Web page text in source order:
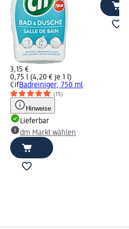
3,15 €
0,75 l (4,20 € je 1 l)
CifBadreiniger, 750 ml
(15)
Hinweise
Lieferbar
dm Markt wählen